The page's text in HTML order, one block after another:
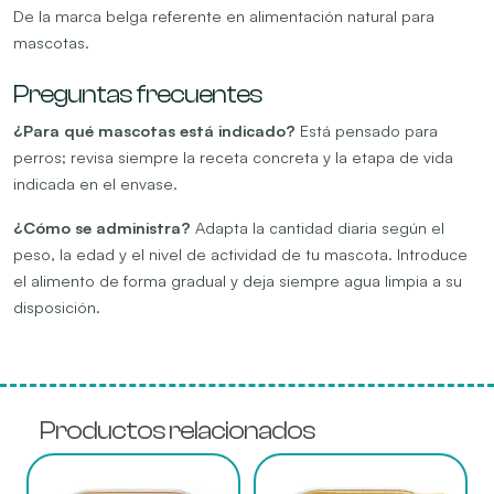
De la marca belga referente en alimentación natural para
mascotas.
Preguntas frecuentes
¿Para qué mascotas está indicado? Está pensado para
perros; revisa siempre la receta concreta y la etapa de vida
indicada en el envase.
¿Cómo se administra? Adapta la cantidad diaria según el
peso, la edad y el nivel de actividad de tu mascota. Introduce
el alimento de forma gradual y deja siempre agua limpia a su
disposición.
Productos relacionados